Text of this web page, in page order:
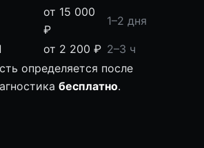
от 15 000
₽
1–2 дня
от 2 200 ₽ 2–3 ч
определяется после
бесплатно.